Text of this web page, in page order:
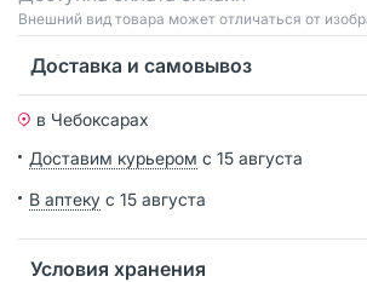
Bнешний вид товара может отличаться от
Доставка и самовывоз
в Чебоксарах
Доставим курьером с 15 августа
В аптеку с 15 августа
Условия хранения